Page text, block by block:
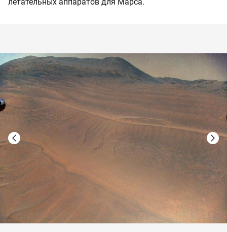
летательных аппаратов для Марса.